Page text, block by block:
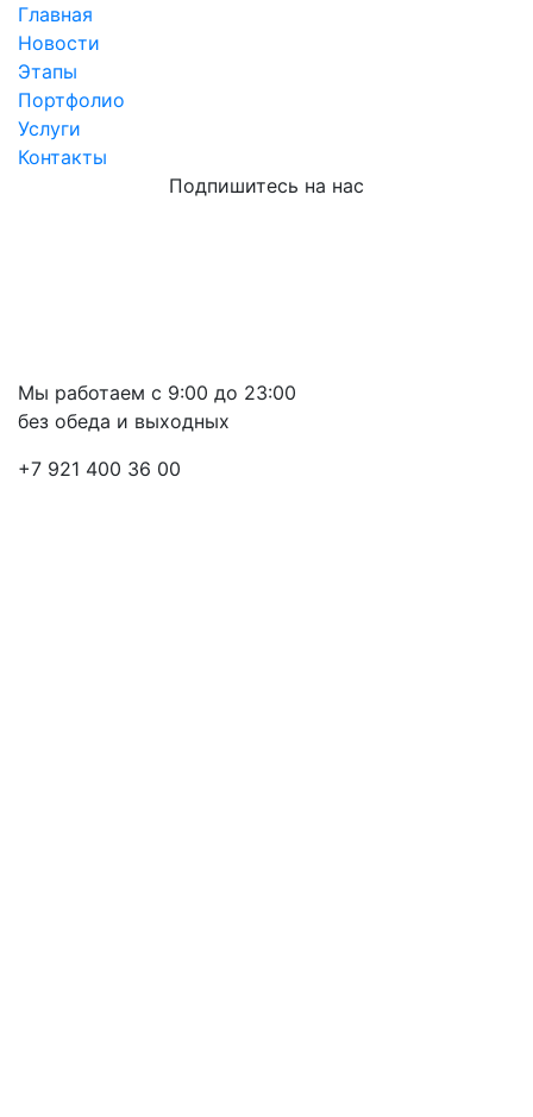
Главная
Новости
Этапы
Портфолио
Услуги
Контакты
Подпишитесь на нас
Мы работаем с 9:00 до 23:00
без обеда и выходных
+7 921 400 36 00